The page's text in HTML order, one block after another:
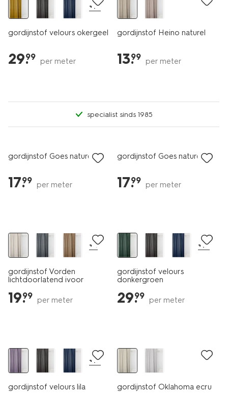
+17
gordijnstof velours okergeel
29.
99 per meter
gordijnstof Heino naturel
13.
99 per meter
specialist sinds 1985
gordijnstof Goes naturel
17.
99 per meter
gordijnstof Goes naturel
17.
99 per meter
+4
gordijnstof Vorden
lichtdoorlatend ivoor
19.
99 per meter
+17
gordijnstof velours
donkergroen
29.
99 per meter
+17
gordijnstof velours lila gordijnstof Oklahoma ecru